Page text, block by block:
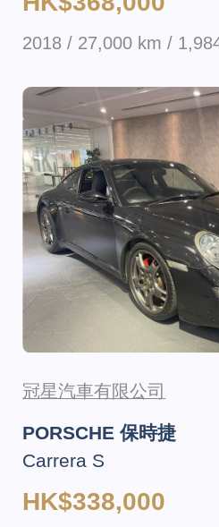
2018 / 27,000 km /
冠星汽車有限公司
PORSCHE 保時捷
Carrera S
HK$338,000